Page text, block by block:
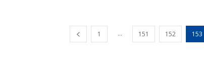
1 ... 151 152 153